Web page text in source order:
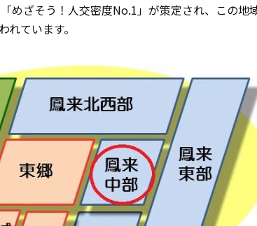
めざそう！人交密度No.1」が策定され、この
ています。